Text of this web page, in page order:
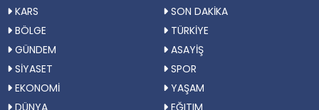
KARS
SON DAKİKA
BÖLGE
TÜRKİYE
GÜNDEM
ASAYİŞ
SİYASET
SPOR
EKONOMİ
YAŞAM